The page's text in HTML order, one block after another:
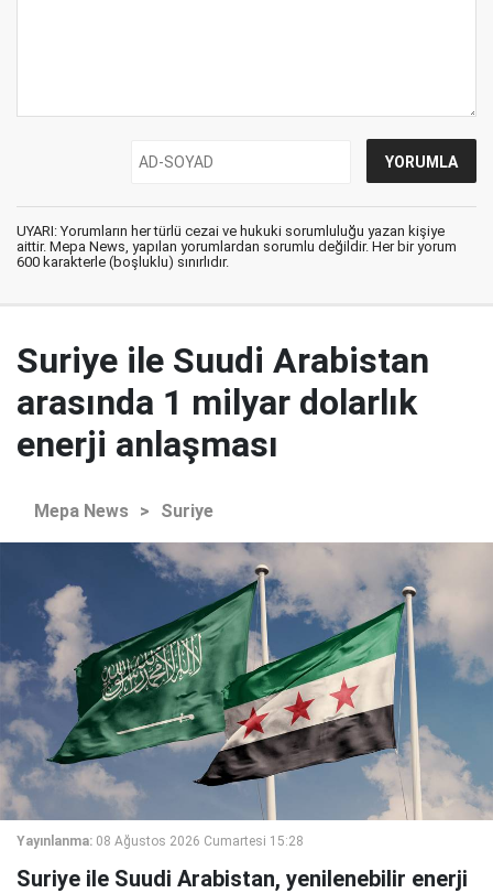
UYARI: Yorumların her türlü cezai ve hukuki sorumluluğu yazan kişiye
aittir. Mepa News, yapılan yorumlardan sorumlu değildir. Her bir yorum
600 karakterle (boşluklu) sınırlıdır.
Suriye ile Suudi Arabistan
arasında 1 milyar dolarlık
enerji anlaşması
Mepa News > Suriye
Yayınlanma: 08 Ağustos 2026 Cumartesi 15:28
Suriye ile Suudi Arabistan, yenilenebilir enerji